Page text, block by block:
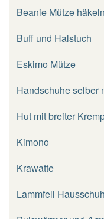
Beanie Mütze häkeln
Buff und Halstuch
Eskimo Mütze
Handschuhe selber
Hut mit breiter
Kimono
Krawatte
Lammfell